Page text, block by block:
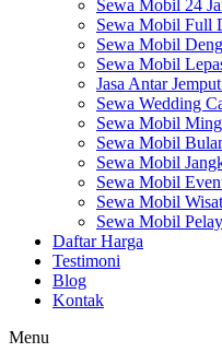
Sewa Mobil 24
Sewa Mobil Full
Sewa Mobil
Sewa Mobil
Jasa Antar
Sewa Wedding
Sewa Mobil
Sewa Mobil
Sewa Mobil
Sewa Mobil
Sewa Mobil
Sewa Mobil
Daftar Harga
Testimoni
Blog
Kontak
Menu